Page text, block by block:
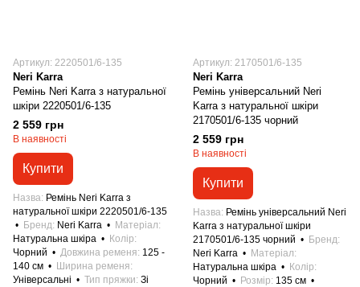
Артикул: 2220501/6-135
Neri Karra
Ремінь Neri Karra з натуральної
шкіри 2220501/6-135
2 559 грн
В наявності
Купити
Назва Ремінь Neri Karra з
натуральної шкіри 2220501/6-135
Бренд Neri Karra
Матеріал
Натуральна шкіра
Колір
Чорний
Довжина ременя 125 -
140 см
Ширина ременя
Універсальні
Тип пряжки Зі
Артикул: 2170501/6-135
Neri Karra
Ремінь універсальний Neri
Karra з натуральної шкіри
2170501/6-135 чорний
2 559 грн
В наявності
Купити
Назва Ремінь універсальний Neri
Karra з натуральної шкіри
2170501/6-135 чорний
Бренд
Neri Karra
Матеріал
Натуральна шкіра
Колір
Чорний
Розмір 135 см